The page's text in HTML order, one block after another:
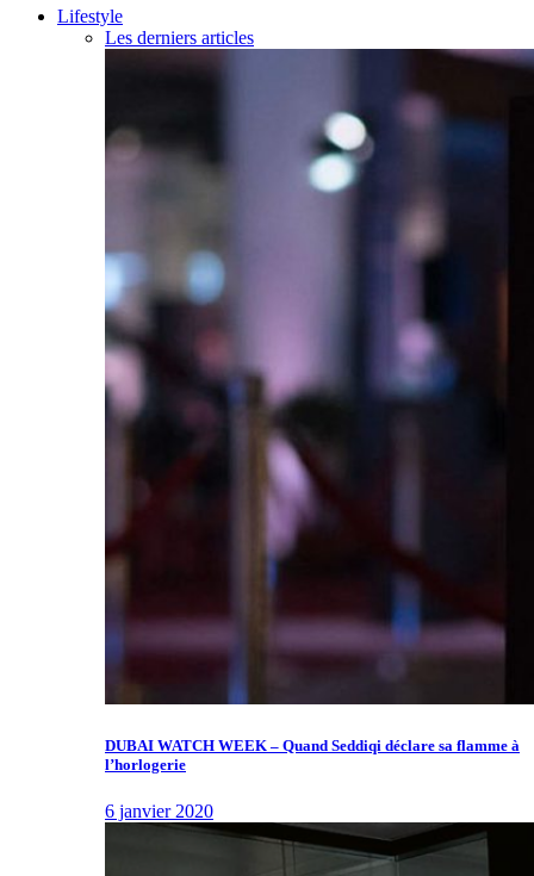
Lifestyle
Les derniers articles
DUBAI WATCH WEEK – Quand Seddiqi déclare sa flamme à
l’horlogerie
6 janvier 2020